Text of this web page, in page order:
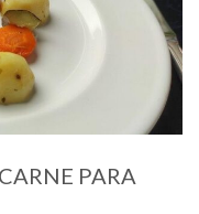
PARA